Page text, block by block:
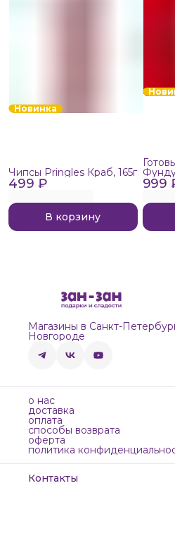
Новинка
499 ₽
Чипсы Pringles Краб, 165г
В корзину
999
Магазины в Санкт-
Новгороде
о нас
доставка
оплата
способы возврата
оферта
политика
Контакты